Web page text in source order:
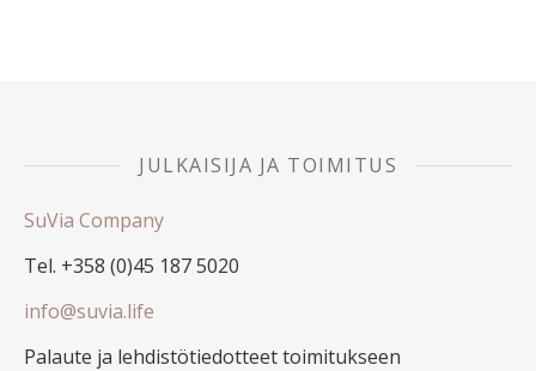
JULKAISIJA JA TOIMITUS
SuVia Company
Tel. +358 (0)45 187 5020
info@suvia.life
Palaute ja lehdistötiedotteet toimitukseen